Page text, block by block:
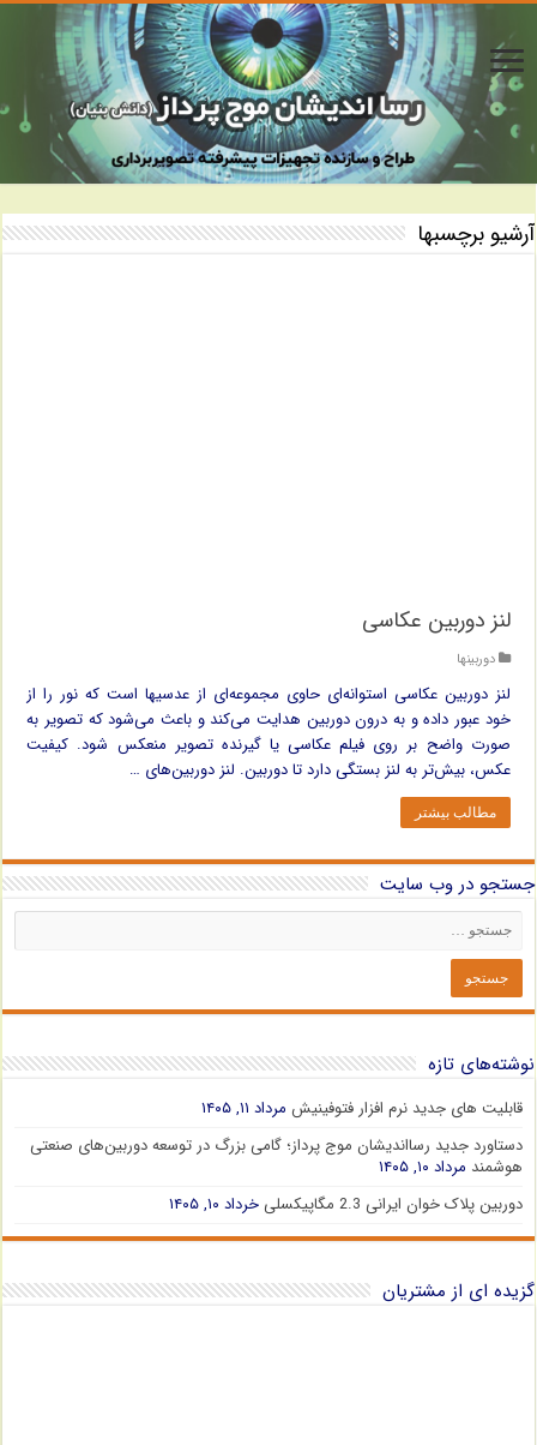
آرشیو برچسبها
لنز دوربین عکاسی
دوربینها
لنز دوربین عکاسی استوانه‌ای حاوی مجموعه‌ای از عدسیها است که نور را از
خود عبور داده و به درون دوربین هدایت می‌کند و باعث می‌شود که تصویر به
صورت واضح بر روی فیلم عکاسی یا گیرنده تصویر منعکس شود. کیفیت
عکس، بیش‌تر به لنز بستگی دارد تا دوربین. لنز دوربین‌های …
مطالب بیشتر
جستجو در وب سایت
نوشته‌های تازه
قابلیت های جدید نرم افزار فتوفینیش مرداد ۱۱, ۱۴۰۵
دستاورد جدید رسااندیشان موج پرداز؛ گامی بزرگ در توسعه دوربین‌های صنعتی
هوشمند مرداد ۱۰, ۱۴۰۵
دوربین پلاک خوان ایرانی 2.3 مگاپیکسلی
خرداد ۱۰, ۱۴۰۵
گزیده ای از مشتریان